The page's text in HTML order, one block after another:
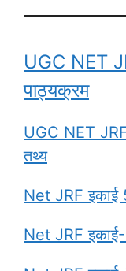
UGC NET
पाठ्यक्रम
UGC NET
तथ्य
Net JRF इकाई
Net JRF इकाई-